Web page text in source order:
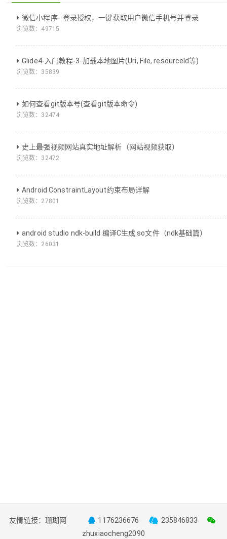
微信小程序--登录授权，一键获取用户微信手机号并登录
浏览数： 49715
Glide4-入门教程-3-加载本地图片(Uri, File, resourceId等)
浏览数： 35839
如何查看git版本号(查看git版本命令)
浏览数： 32474
史上最强视频网站真实地址解析（网站视频获取）
浏览数： 32472
Android ConstraintLayout约束布局详解
浏览数： 27801
android studio ndk-build 编译C生成.so文件（ndk基础篇）
浏览数： 26031
友情链接： 珊瑚网 1176236676
235846833
zhuxiaocheng2090